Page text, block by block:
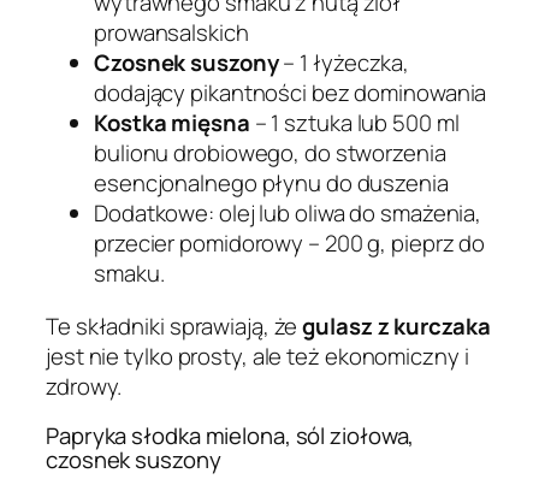
prowansalskich
Czosnek suszony– 1 łyżeczka,
dodający pikantności bez dominowania
Kostka mięsna – 1 sztuka lub 500 ml
bulionu drobiowego, do stworzenia
esencjonalnego płynu do duszenia
Dodatkowe: olej lub oliwa do smażenia,
przecier pomidorowy – 200 g, pieprz do
smaku.
Te składniki sprawiają, żegulasz z kurczaka
jest nie tylko prosty, ale też ekonomiczny i
zdrowy.
Papryka słodka mielona, sól ziołowa,
czosnek suszony